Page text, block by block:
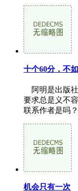
十个60分，不
阿明是出版
要求总是义不
联系作者是吗
机会只有一次